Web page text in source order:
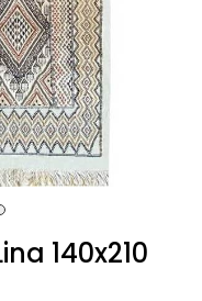
140x210